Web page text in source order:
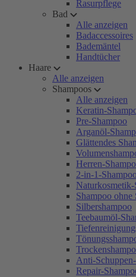
Rasurpflege
Bad
Alle anzeigen
Badaccessoires
Bademäntel
Handtücher
Haare
Alle anzeigen
Shampoos
Alle anzeigen
Keratin-
Pre-Shampoo
Arganöl-
Glättendes
Herren-
2-in-1-
Naturkosmetik-
Shampoo
Silbershampoo
Teebaumöl-
Anti-
Repair-